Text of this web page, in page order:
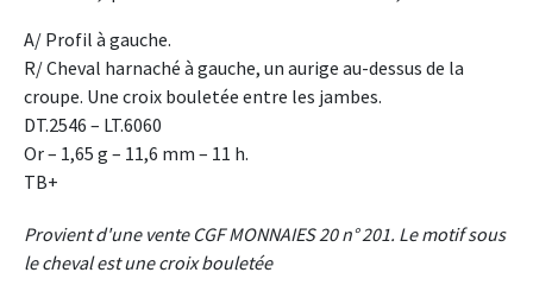
A/ Profil à gauche.
R/ Cheval harnaché à gauche, un aurige au-dessus de la
croupe. Une croix bouletée entre les jambes.
DT.2546 – LT.6060
Or – 1,65 g – 11,6 mm – 11 h.
TB+
Provient d'une vente CGF MONNAIES 20 n° 201. Le motif sous
le cheval est une croix bouletée